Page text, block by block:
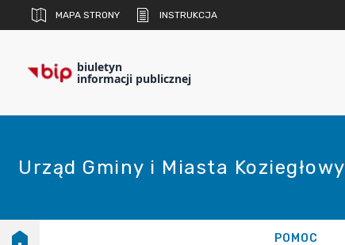
MAPA STRONY INSTRUKCJA
biuletyn
informacji publicznej
Urząd Gminy i Miasta Koziegłowy
POMOC